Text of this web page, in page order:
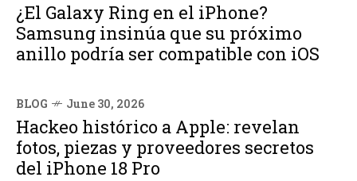
¿El Galaxy Ring en el iPhone?
Samsung insinúa que su próximo
anillo podría ser compatible con iOS
BLOG June 30, 2026
Hackeo histórico a Apple: revelan
fotos, piezas y proveedores secretos
del iPhone 18 Pro